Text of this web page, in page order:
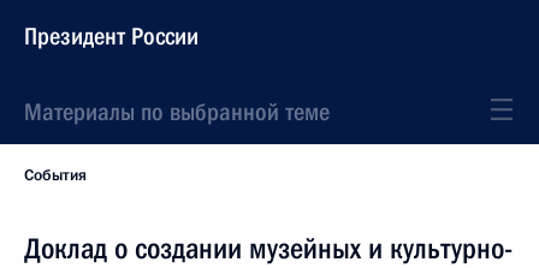
Президент России
Материалы по выбранной теме
События
Доклад о создании музейных и культурно-